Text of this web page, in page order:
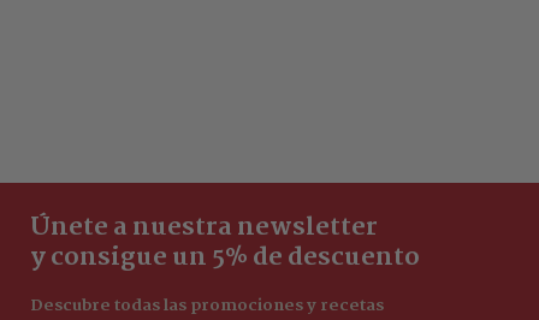
Únete a nuestra newsletter
y consigue un 5% de descuento
Descubre todas las promociones y recetas